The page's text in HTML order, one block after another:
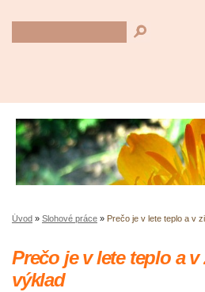
Úvod » Slohové práce » Prečo je v lete teplo a v
Prečo je v lete teplo a v
výklad